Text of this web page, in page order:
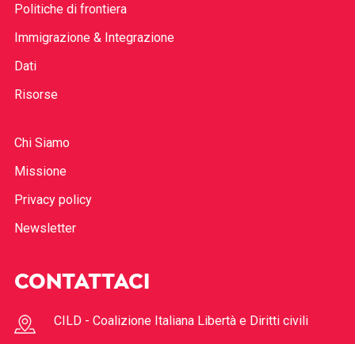
Politiche di frontiera
Immigrazione & Integrazione
Dati
Risorse
Chi Siamo
Missione
Privacy policy
Newsletter
CONTATTACI
CILD - Coalizione Italiana Libertà e Diritti civili